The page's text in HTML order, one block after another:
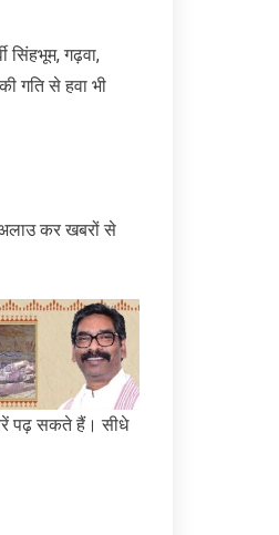
स‍िंहभूम, गढ़वा,
गति से हवा भी
कर खबरों से
पढ़ सकते हैं। सीधे